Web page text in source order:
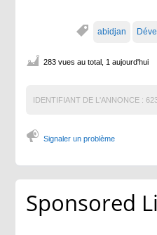
abidjan
283 vues au total, 1 aujourd'hui
IDENTIFIANT DE L'ANNONCE :
Signaler un problème
Sponsored